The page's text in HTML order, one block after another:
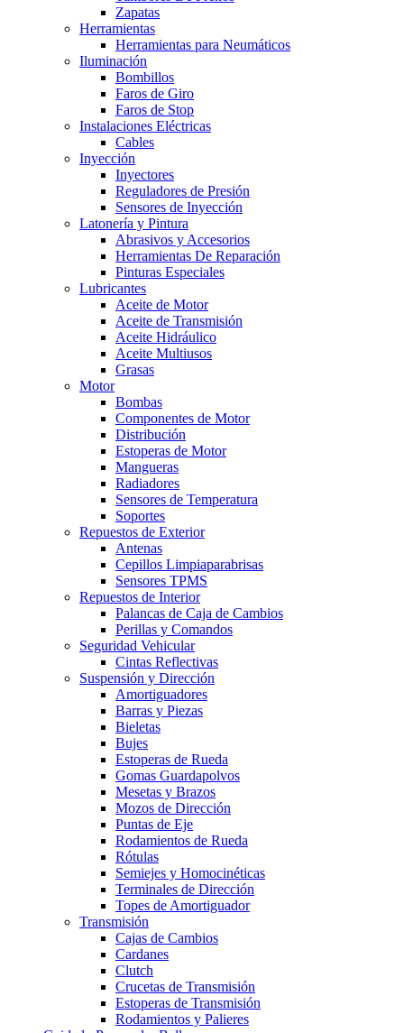
Zapatas
Herramientas
Herramientas para Neumáticos
Iluminación
Bombillos
Faros de Giro
Faros de Stop
Instalaciones Eléctricas
Cables
Inyección
Inyectores
Reguladores de Presión
Sensores de Inyección
Latonería y Pintura
Abrasivos y Accesorios
Herramientas De Reparación
Pinturas Especiales
Lubricantes
Aceite de Motor
Aceite de Transmisión
Aceite Hidráulico
Aceite Multiusos
Grasas
Motor
Bombas
Componentes de Motor
Distribución
Estoperas de Motor
Mangueras
Radiadores
Sensores de Temperatura
Soportes
Repuestos de Exterior
Antenas
Cepillos Limpiaparabrisas
Sensores TPMS
Repuestos de Interior
Palancas de Caja de Cambios
Perillas y Comandos
Seguridad Vehicular
Cintas Reflectivas
Suspensión y Dirección
Amortiguadores
Barras y Piezas
Bieletas
Bujes
Estoperas de Rueda
Gomas Guardapolvos
Mesetas y Brazos
Mozos de Dirección
Puntas de Eje
Rodamientos de Rueda
Rótulas
Semiejes y Homocinéticas
Terminales de Dirección
Topes de Amortiguador
Transmisión
Cajas de Cambios
Cardanes
Clutch
Crucetas de Transmisión
Estoperas de Transmisión
Rodamientos y Palieres